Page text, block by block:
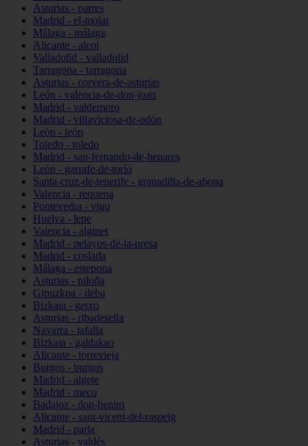
Asturias - parres
Madrid - el-molar
Málaga - málaga
Alicante - alcoi
Valladolid - valladolid
Tarragona - tarragona
Asturias - corvera-de-asturias
León - valencia-de-don-juan
Madrid - valdemoro
Madrid - villaviciosa-de-odón
León - león
Toledo - toledo
Madrid - san-fernando-de-henares
León - garrafe-de-torío
Santa-cruz-de-tenerife - granadilla-de-abona
Valencia - requena
Pontevedra - vigo
Huelva - lepe
Valencia - alginet
Madrid - pelayos-de-la-presa
Madrid - coslada
Málaga - estepona
Asturias - piloña
Gipuzkoa - deba
Bizkaia - getxo
Asturias - ribadesella
Navarra - tafalla
Bizkaia - galdakao
Alicante - torrevieja
Burgos - burgos
Madrid - algete
Madrid - meco
Badajoz - don-benito
Alicante - sant-vicent-del-raspeig
Madrid - parla
Asturias - valdés